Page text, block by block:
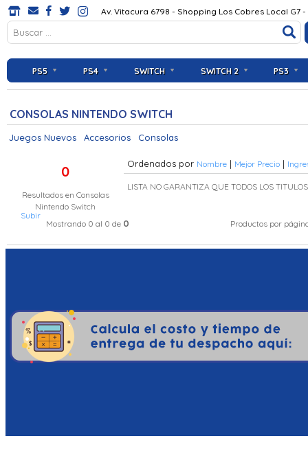
Av. Vitacura 6798 - Shopping Los Cobres Local G7
PS5 PS4 SWITCH SWITCH 2 PS3
CONSOLAS NINTENDO SWITCH
Juegos Nuevos Accesorios Consolas
0
Resultados en Consolas
Nintendo Switch
Ordenados por Nombre | Mejor Precio |
LISTA NO GARANTIZA QUE TODOS LOS
Subir
Mostrando 0 al 0 de 0 Productos por